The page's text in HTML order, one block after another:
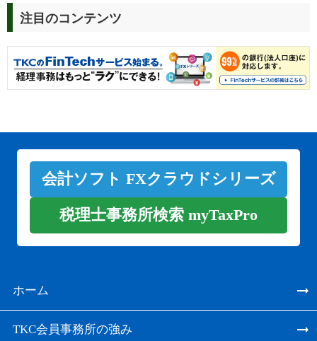
注目のコンテンツ
会計ソフト FXクラウドシリーズ
税理士事務所検索 myTaxPro
ホーム
TKC会員事務所の強み